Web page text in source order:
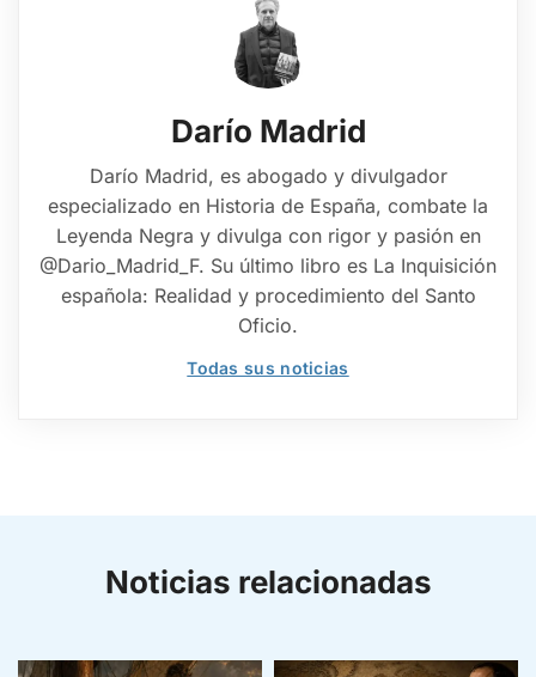
Darío Madrid
Darío Madrid, es abogado y divulgador
especializado en Historia de España, combate la
Leyenda Negra y divulga con rigor y pasión en
@Dario_Madrid_F. Su último libro es La Inquisición
española: Realidad y procedimiento del Santo
Oficio.
Todas sus noticias
Noticias relacionadas